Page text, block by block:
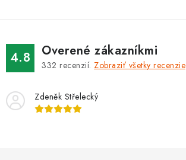
4.8 Overené zákazníkmi
332 recenzií. Zobraziť všetky recenzie
Zdeněk Střelecký